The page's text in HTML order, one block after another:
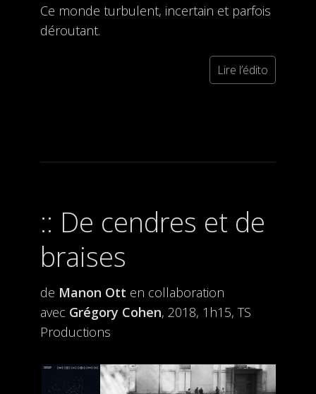
Ce monde turbulent, incertain et parfois
déroutant.
Lire l’édito
De cendres et de
braises
de Manon Ott en collaboration
avec Grégory Cohen, 2018, 1h15, TS
Productions